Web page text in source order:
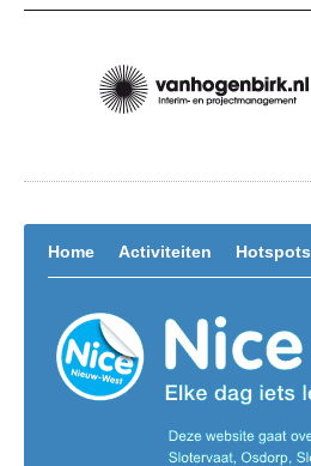
Home Activiteiten Hotspots